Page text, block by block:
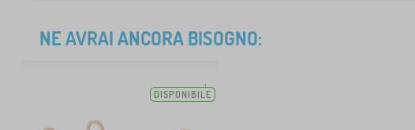
NE AVRAI ANCORA BISOGNO:
DISPONIBILE